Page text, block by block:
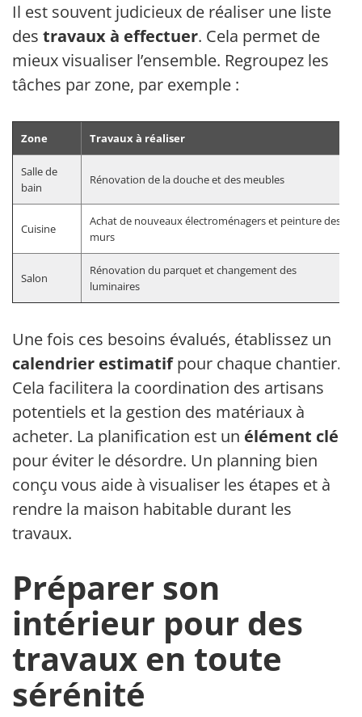
Il est souvent judicieux de réaliser une liste
des travaux à effectuer. Cela permet de
mieux visualiser l’ensemble. Regroupez les
tâches par zone, par exemple :
Zone Travaux à réaliser
Salle de
bain
Rénovation de la douche et des meubles
Cuisine
Achat de nouveaux électroménagers et peinture des
murs
Salon
Rénovation du parquet et changement des
luminaires
Une fois ces besoins évalués, établissez un
calendrier estimatifpour chaque chantier.
Cela facilitera la coordination des artisans
potentiels et la gestion des matériaux à
acheter. La planification est un élément clé
pour éviter le désordre. Un planning bien
conçu vous aide à visualiser les étapes et à
rendre la maison habitable durant les
travaux.
Préparer son
intérieur pour des
travaux en toute
sérénité